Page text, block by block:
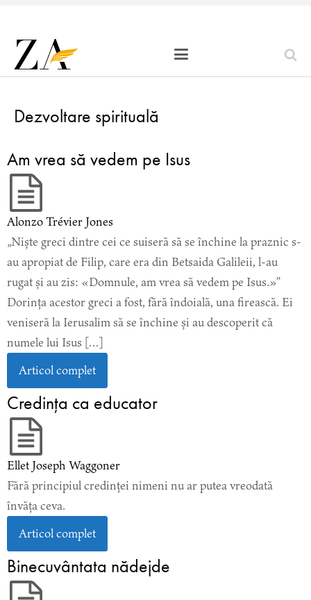
Dezvoltare spirituală
Am vrea să vedem pe Isus
Alonzo Trévier Jones
„Niște greci dintre cei ce suiseră să se închine la praznic s-
au apropiat de Filip, care era din Betsaida Galileii, l-au
rugat și au zis: «Domnule, am vrea să vedem pe Isus.»”
Dorința acestor greci a fost, fără îndoială, una firească. Ei
veniseră la Ierusalim să se închine și au descoperit că
numele lui Isus […]
Articol complet
Credinţa ca educator
Ellet Joseph Waggoner
Fără principiul credinței nimeni nu ar putea vreodată
învăța ceva.
Articol complet
Binecuvântata nădejde